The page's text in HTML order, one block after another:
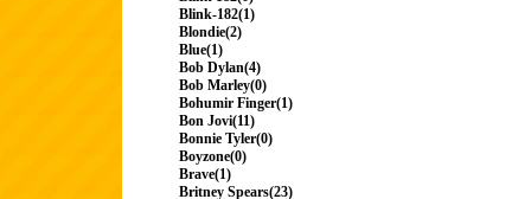
Blink-182(1)
Blondie(2)
Blue(1)
Bob Dylan(4)
Bob Marley(0)
Bohumir Finger(1)
Bon Jovi(11)
Bonnie Tyler(0)
Boyzone(0)
Brave(1)
Britney Spears(23)